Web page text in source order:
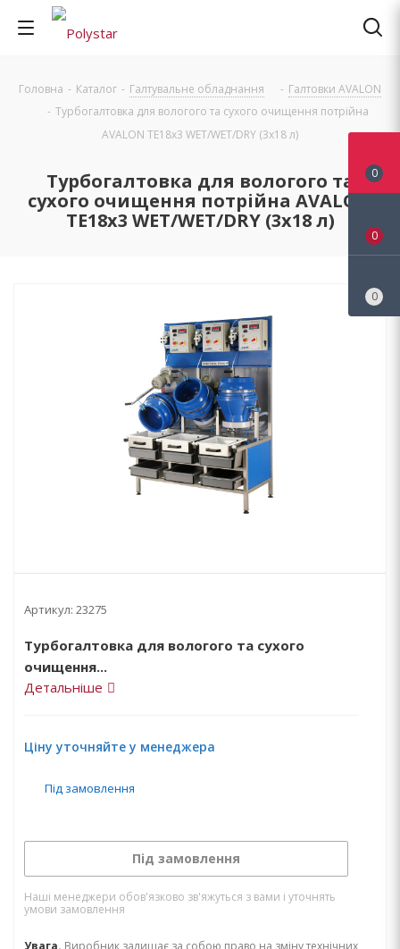
Головна - Каталог - Галтувальне обладнання - Галтовки AVALON
- Турбогалтовка для вологого та сухого очищення потрійна
AVALON ТЕ18х3 WET/WET/DRY (3x18 л)
Турбогалтовка для вологого та
сухого очищення потрійна AVALON
ТЕ18х3 WET/WET/DRY (3x18 л)
Артикул: 23275
Турбогалтовка для вологого та сухого
очищення...
Детальніше
Ціну уточняйте у менеджера
Під замовлення
Під замовлення
Наші менеджери обов'язково зв'яжуться з вами і уточнять
умови замовлення
Увага. Виробник залишає за собою право на зміну технічних
0
0
0